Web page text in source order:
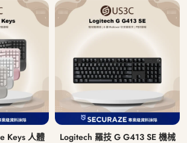
Keys 人體
Logitech 羅技 G G413 SE 機械